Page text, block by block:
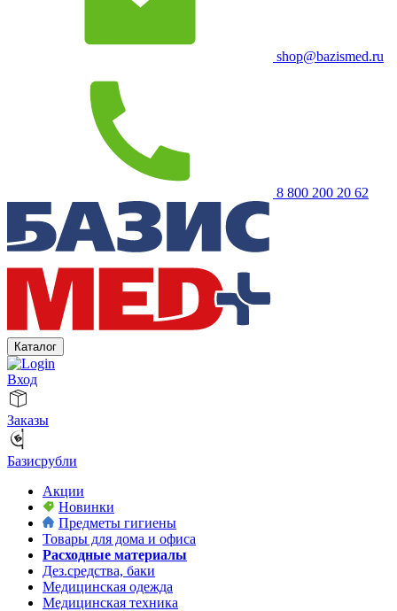
shop@bazismed.ru
8 800 200 20 62
Каталог
Вход
Заказы
Базисрубли
Акции
Новинки
Предметы гигиены
Товары для дома и офиса
Расходные материалы
Дез.средства, баки
Медицинская одежда
Медицинская техника